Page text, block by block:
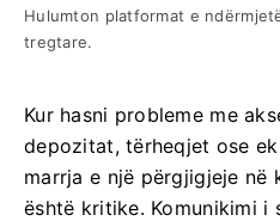
Hulumton platformat e
tregtare.
Kur hasni probleme me
depozitat, tërheqjet ose
marrja e një përgjigjeje në
është kritike. Komunikimi i